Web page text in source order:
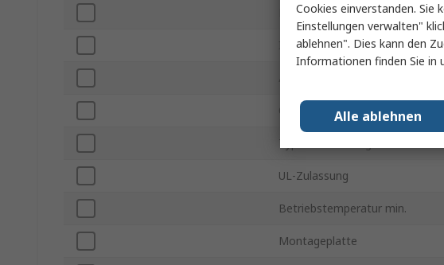
Farbe
IP-Schutzart
Äußere Höhe
Oberfächen Finish
Typ Innenmontage
UL-Zulassung
Betriebstemperatur min.
Montageplatte
Cookies einverstanden. Sie
Einstellungen verwalten"
ablehnen". Dies kann den
Informationen finden Sie in
Alle ablehnen